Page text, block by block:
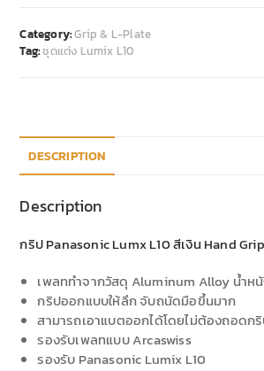
Category:Grip & L-Plate
Tag:ชุดแต่ง Lumix L10
DESCRIPTION
Description
กริป Panasonic Lumx L10 สีเงิน Hand
เพลททำจากวัสดุ Aluminum Alloy น้ำห
กริปออกแบบให้ลึก จับถนัดมือขึ้นมาก
สามารถเอาแบตออกได้โดยไม่ต้องถอดก
รองรับเพลทแบบ Arcaswiss
รองรับ Panasonic Lumix L10